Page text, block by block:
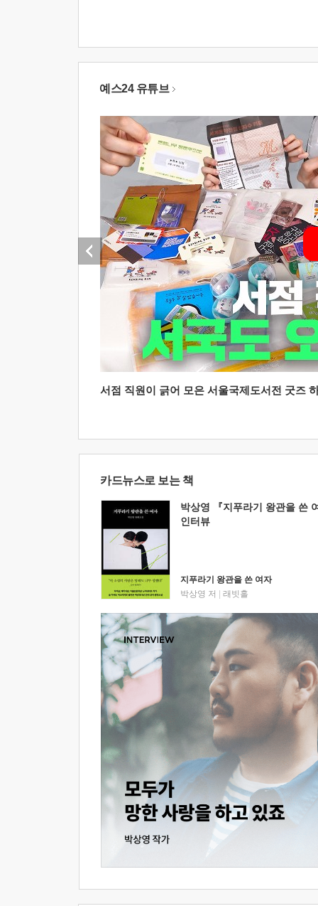
예스24 유튜브
서점 직원이 긁어 모은 서울국제도서전 굿즈
카드뉴스로 보는 책
박상영 『지푸라기 왕관을 쓴
인터뷰
지푸라기 왕관을 쓴 여자
박상영 저
래빗홀